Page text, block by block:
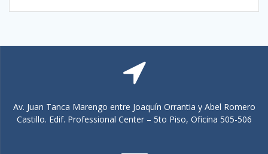
Av. Juan Tanca Marengo entre Joaquín Orrantia y Abel Romero
Castillo. Edif. Professional Center – 5to Piso, Oficina 505-506